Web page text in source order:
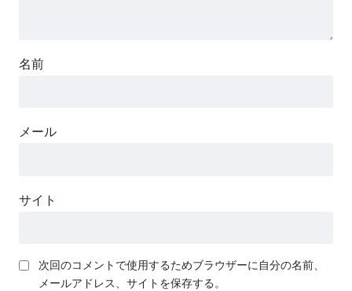
名前
メール
サイト
次回のコメントで使用するためブラウザーに自分の名前、
メールアドレス、サイトを保存する。